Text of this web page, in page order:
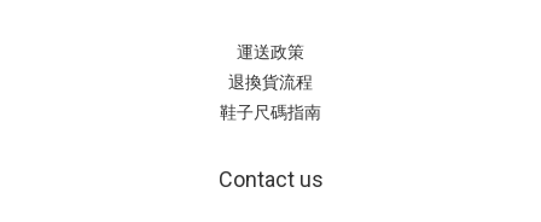
運送政策
退換貨流程
鞋子尺碼指南
Contact us